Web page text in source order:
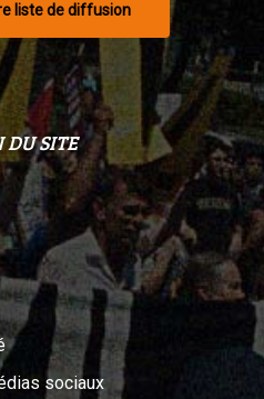
liste de diffusion
DU SITE
sociaux